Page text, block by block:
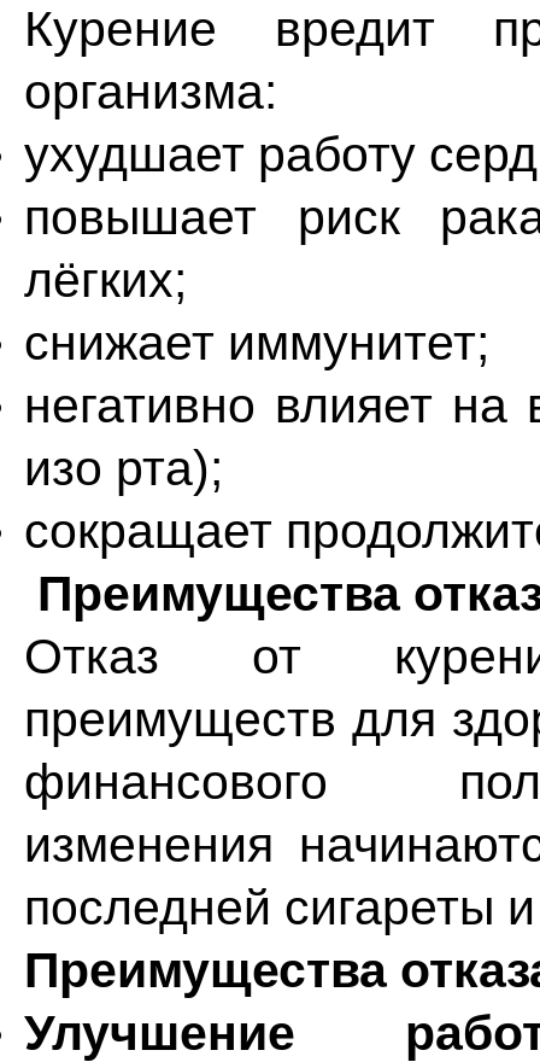
Курение вредит
организма:
ухудшает работу
повышает риск
лёгких;
снижает иммунитет;
негативно влияет
изо рта);
сокращает
Преимущества
Отказ от
преимуществ для
финансового
изменения
последней сигареты
Преимущества
Улучшение